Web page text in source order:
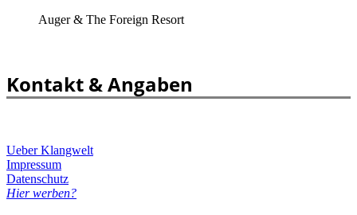
Auger & The Foreign Resort
Kontakt & Angaben
Ueber Klangwelt
Impressum
Datenschutz
Hier werben?